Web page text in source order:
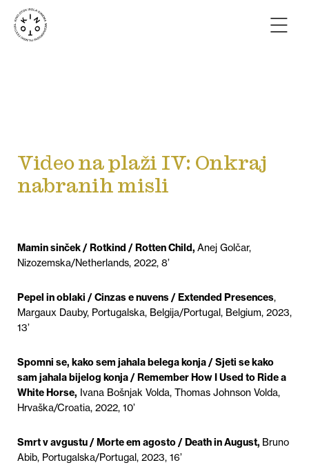
Video na plaži IV: Onkraj
nabranih misli
Mamin sinček / Rotkind / Rotten Child, Anej Golčar,
Nizozemska/Netherlands, 2022, 8’
Pepel in oblaki / Cinzas e nuvens / Extended Presences,
Margaux Dauby, Portugalska, Belgija/Portugal, Belgium, 2023,
13’
Spomni se, kako sem jahala belega konja / Sjeti se kako
sam jahala bijelog konja / Remember How I Used to Ride a
White Horse, Ivana Bošnjak Volda, Thomas Johnson Volda,
Hrvaška/Croatia, 2022, 10’
Smrt v avgustu / Morte em agosto / Death in August, Bruno
Abib, Portugalska/Portugal, 2023, 16’